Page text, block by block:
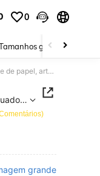
0
grandes
1/3 unidades de frascos conta-gotas de precisão recarregáveis de 30 ml, aplicador de aperto adequado para recorte de papel, artesanato e uso escolar.
grande